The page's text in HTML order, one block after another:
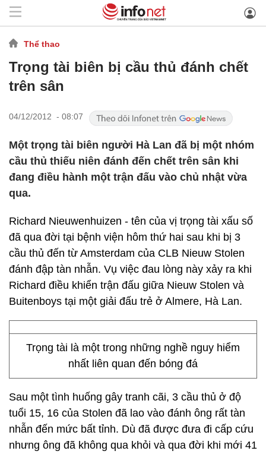
Thể thao
Trọng tài biên bị cầu thủ đánh chết
trên sân
04/12/2012 - 08:07
Một trọng tài biên người Hà Lan đã bị một nhóm
cầu thủ thiếu niên đánh đến chết trên sân khi
đang điều hành một trận đấu vào chủ nhật vừa
qua.
Richard Nieuwenhuizen - tên của vị trọng tài xấu số
đã qua đời tại bệnh viện hôm thứ hai sau khi bị 3
cầu thủ đến từ Amsterdam của CLB Nieuw Stolen
đánh đập tàn nhẫn. Vụ việc đau lòng này xảy ra khi
Richard điều khiển trận đấu giữa Nieuw Stolen và
Buitenboys tại một giải đấu trẻ ở Almere, Hà Lan.
Trọng tài là một trong những nghề nguy hiểm
nhất liên quan đến bóng đá
Sau một tình huống gây tranh cãi, 3 cầu thủ ở độ
tuổi 15, 16 của Stolen đã lao vào đánh ông rất tàn
nhẫn đến mức bất tỉnh. Dù đã được đưa đi cấp cứu
nhưng ông đã không qua khỏi và qua đời khi mới 41